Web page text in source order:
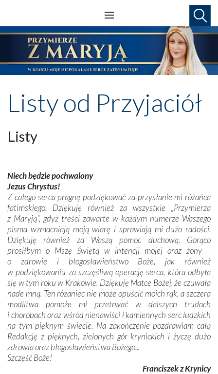
Listy od Przyjaciół
Listy
Niech będzie pochwalony
Jezus Chrystus!
Z całego serca pragnę podziękować za przysłanie mi różańca
fatimskiego. Dziękuję również za wszystkie „Przymierza
z Maryją”, gdyż treści zawarte w każdym numerze Waszego
pisma wzmacniają moją wiarę i sprawiają mi dużo radości.
Dziękuję również za Waszą pomoc duchową. Gorąco
prosiłbym o Mszę Świętą w intencji mojej oraz żony –
o zdrowie i błogosławieństwo Boże, jak również
w podziękowaniu za szczęśliwą operację serca, która odbyła
się w tym roku w Krakowie. Dziękuję Matce Bożej, że czuwała
nade mną. Ten różaniec nie może opuścić moich rąk, a szczera
modlitwa pomoże mi przetrwać w dalszych trudach
i chorobach oraz wśród nienawiści i kamiennych serc ludzkich
na tym pięknym świecie. Na zakończenie pozdrawiam całą
Redakcję z pięknych, zielonych gór krynickich i życzę dużo
zdrowia oraz błogosławieństwa Bożego...
Szczęść Boże!
Franciszek z Krynicy